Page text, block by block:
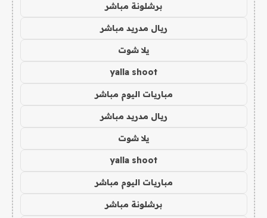
برشلونة مباشر
ريال مدريد مباشر
يلا شوت
yalla shoot
مباريات اليوم مباشر
ريال مدريد مباشر
يلا شوت
yalla shoot
مباريات اليوم مباشر
برشلونة مباشر